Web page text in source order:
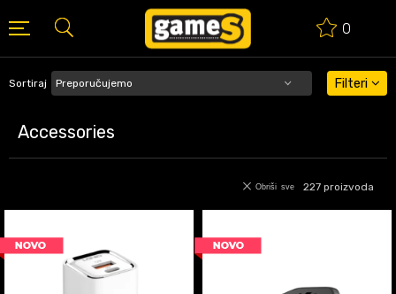
0
BESPLATNA ISPORUKA PORUDŽBINA PREKO 50 EUR
Accessories
Sortiraj Filteri
227 proizvoda
Obriši sve